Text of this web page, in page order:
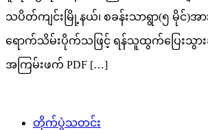
သပိတ်ကျင်းမြို့နယ်၊ စခန်းသာရွာ(၅ မိုင်)အ
ရောက်သိမ်းပိုက်သဖြင့် ရန်သူထွက်ပြေးသွား
အကြမ်းဖက် PDF […]
တိုက်ပွဲသတင်း